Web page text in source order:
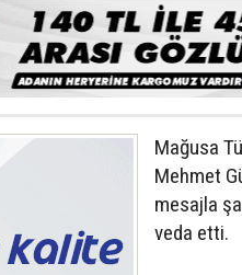
Mağusa
Mehmet
mesajla
veda etti.